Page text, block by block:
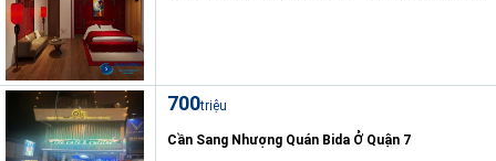
700triệu
Cần Sang Nhượng Quán Bida Ở Quận 7